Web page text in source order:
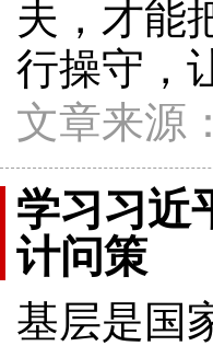
夫，才能
行操守，
文章来源
学习习近
计问策
基层是国